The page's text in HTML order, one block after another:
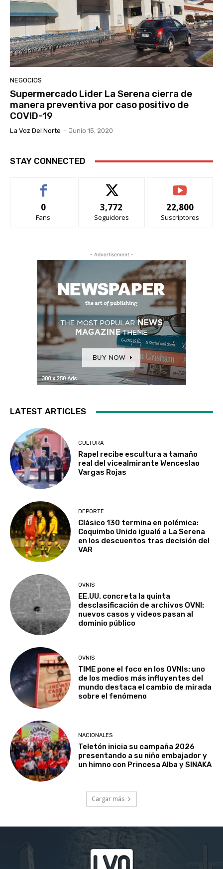
NEGOCIOS
Supermercado Lider La Serena cierra de
manera preventiva por caso positivo de
COVID-19
La Voz Del Norte - Junio 15, 2020
STAY CONNECTED
0
Fans
3,772
Seguidores
22,800
Suscriptores
- Advertisement -
LATEST ARTICLES
CULTURA
Rapel recibe escultura a tamaño
real del vicealmirante Wenceslao
Vargas Rojas
DEPORTE
Clásico 130 termina en polémica:
Coquimbo Unido igualó a La Serena
en los descuentos tras decisión del
VAR
OVNIS
EE.UU. concreta la quinta
desclasificación de archivos OVNI:
nuevos casos y videos pasan al
dominio público
OVNIS
TIME pone el foco en los OVNIs: uno
de los medios más influyentes del
mundo destaca el cambio de mirada
sobre el fenómeno
NACIONALES
Teletón inicia su campaña 2026
presentando a su niño embajador y
un himno con Princesa Alba y SINAKA
Cargar más